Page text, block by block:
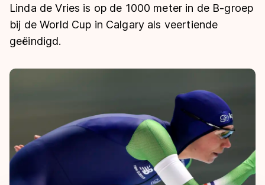
Langebaan
Shorttrack
Uitslagen
Langebaan
Kunstschaatsen
Tijden & historie
Ranglijsten Langebaan
Historie & statistiek
Inschrijven wedstrijden
Algemene Nederlandse Schaatstijd
Deze zomer de weg op
Waar kan ik schaatsen en skaten?
Schaatsfans
Alles voor jou als schaatsfan
Olympische Spelen
Linda de Vries is op de 1000 meter in de B-groep
bij de World Cup in Calgary als veertiende
geëindigd.